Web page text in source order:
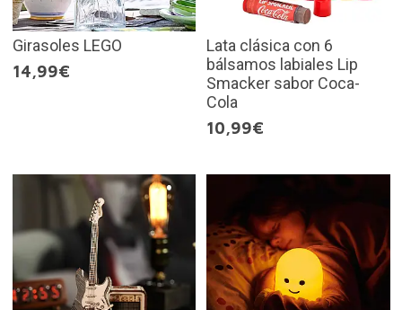
Girasoles LEGO
14,99€
Lata clásica con 6
bálsamos labiales Lip
Smacker sabor Coca-
Cola
10,99€